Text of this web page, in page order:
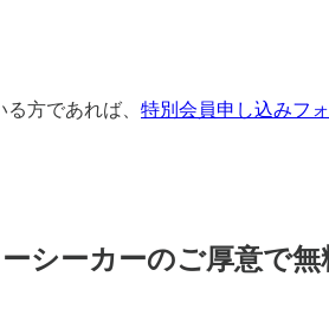
方であれば、 特別会員申し込みフ
シーカーのご厚意で